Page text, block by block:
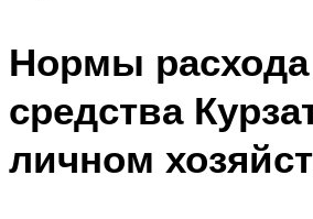
Нормы расхода
средства
личном